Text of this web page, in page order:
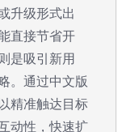
升级形式出
直接节省开
是吸引新用
。通过中文版
精准触达目标
动性，快速扩